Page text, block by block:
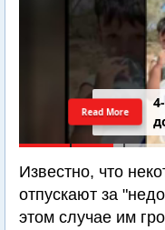
Read More
Известно, что
отпускают за
этом случае им